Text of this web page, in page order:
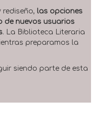
rediseño, las opciones
de nuevos usuarios
. La Biblioteca Literaria
preparamos la
siendo parte de esta